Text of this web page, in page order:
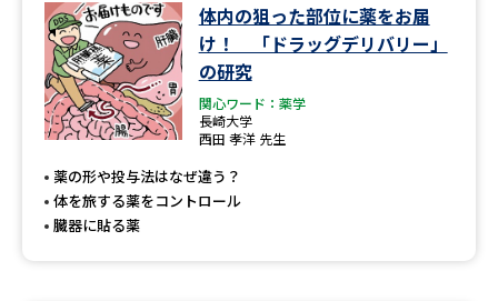
オープンキャンパス検索 実施プログラムから探す
来場型・Web型イベント特集
受験準備
体内の狙った部位に薬をお届
け！ 「ドラッグデリバリー」
の研究
関心ワード：薬学
長崎大学
西田 孝洋 先生
薬の形や投与法はなぜ違う？
体を旅する薬をコントロール
臓器に貼る薬